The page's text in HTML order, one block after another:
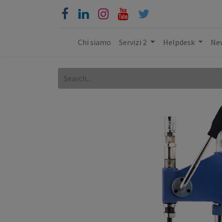
Chi siamo Servizi 2 Helpdesk